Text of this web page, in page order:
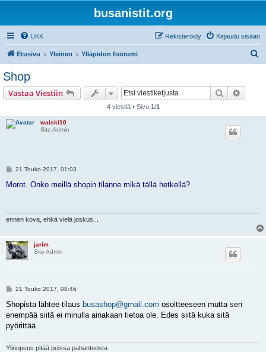
busanistit.org
UKK Kirjaudu sisään
Rekisteröidy
Etusivu Yleinen Ylläpidon foorumi
Shop
Vastaa Viestiin Etsi
4 viestiä • Sivu 1/1
waiski10
Site Admin
V
e
21 Touko 2017, 01:03
Morot. Onko meillä shopin tilanne mikä tällä hetkellä?
ennen kova, ehkä vielä joskus...
jarim
Site Admin
V
e
t
i
21 Touko 2017, 08:46
Shopista lähtee tilaus busashop@gmail.com osoitteeseen mutta sen
enempää siitä ei minulla ainakaan tietoa ole. Edes siitä kuka sitä
pyörittää.
Ylinopeus pitää poissa pahanteosta